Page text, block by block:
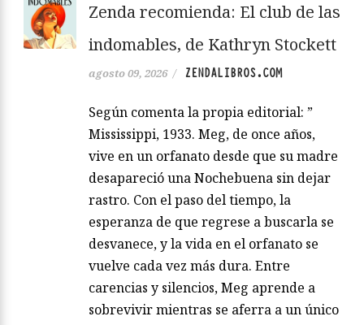
Zenda recomienda: El club de las
indomables, de Kathryn Stockett
agosto 09, 2026 / ZENDALIBROS.COM
Según comenta la propia editorial: ”
Mississippi, 1933. Meg, de once años,
vive en un orfanato desde que su madre
desapareció una Nochebuena sin dejar
rastro. Con el paso del tiempo, la
esperanza de que regrese a buscarla se
desvanece, y la vida en el orfanato se
vuelve cada vez más dura. Entre
carencias y silencios, Meg aprende a
sobrevivir mientras se aferra a un único